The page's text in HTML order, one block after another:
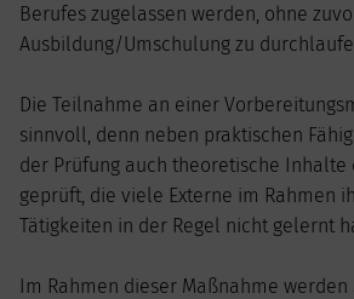
Berufes zugelassen werden, ohne
Ausbildung/Umschulung zu
Die Teilnahme an einer
sinnvoll, denn neben praktischen
der Prüfung auch theoretische Inhalte
geprüft, die viele Externe im Rahmen
Tätigkeiten in der Regel nicht gelernt
Im Rahmen dieser Maßnahme werden